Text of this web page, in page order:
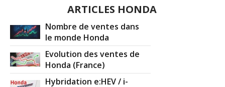
ARTICLES HONDA
Nombre de ventes dans
le monde Honda
Evolution des ventes de
Honda (France)
Hybridation e:HEV / i-